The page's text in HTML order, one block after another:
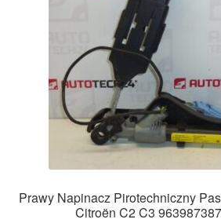
Prawy Napinacz Pirotechniczny
Citroën C2 C3